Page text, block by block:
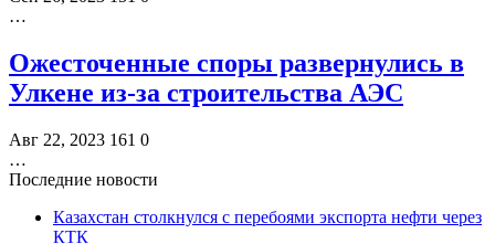
…
Ожесточенные споры развернулись в
Улкене из-за строительства АЭС
Авг 22, 2023 161 0
…
Последние новости
Казахстан столкнулся с перебоями экспорта нефти через
КТК